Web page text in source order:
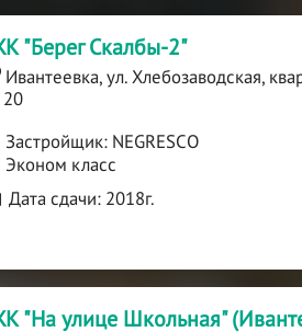
"Берег Скалбы-2"
Ивантеевка, ул. Хлебозаводская,
20
Застройщик: NEGRESCO
Эконом класс
Дата сдачи: 2018г.
"На улице Школьная"